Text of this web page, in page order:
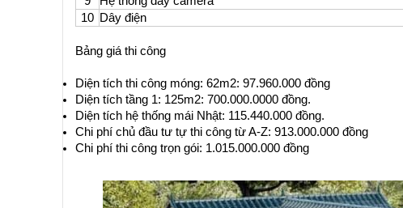
10 Dây điện
Bảng giá thi công
Diện tích thi công móng: 62m2: 97.960.000 đồng
Diện tích tầng 1: 125m2: 700.000.0000 đồng.
Diện tích hệ thống mái Nhật: 115.440.000 đồng.
Chi phí chủ đầu tư tự thi công từ A-Z: 913.000.000 đồng
Chi phí thi công trọn gói: 1.015.000.000 đồng